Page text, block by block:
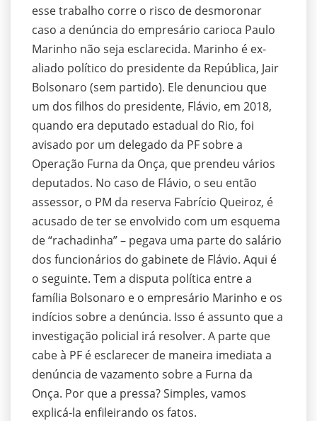
esse trabalho corre o risco de desmoronar
caso a denúncia do empresário carioca Paulo
Marinho não seja esclarecida. Marinho é ex-
aliado político do presidente da República, Jair
Bolsonaro (sem partido). Ele denunciou que
um dos filhos do presidente, Flávio, em 2018,
quando era deputado estadual do Rio, foi
avisado por um delegado da PF sobre a
Operação Furna da Onça, que prendeu vários
deputados. No caso de Flávio, o seu então
assessor, o PM da reserva Fabrício Queiroz, é
acusado de ter se envolvido com um esquema
de “rachadinha” – pegava uma parte do salário
dos funcionários do gabinete de Flávio. Aqui é
o seguinte. Tem a disputa política entre a
família Bolsonaro e o empresário Marinho e os
indícios sobre a denúncia. Isso é assunto que a
investigação policial irá resolver. A parte que
cabe à PF é esclarecer de maneira imediata a
denúncia de vazamento sobre a Furna da
Onça. Por que a pressa? Simples, vamos
explicá-la enfileirando os fatos.